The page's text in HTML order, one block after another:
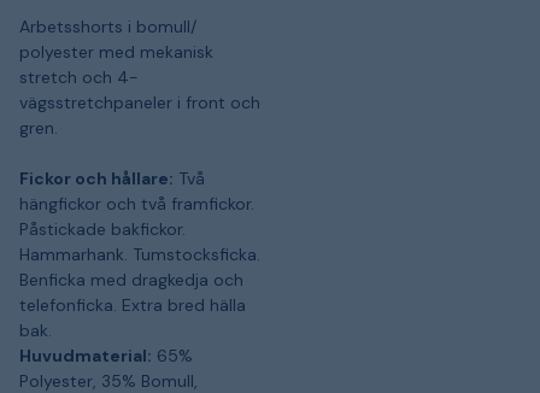
Arbetsshorts i bomull/
polyester med mekanisk
stretch och 4-
vägsstretchpaneler i front och
gren.
Fickor och hållare: Två
hängfickor och två framfickor.
Påstickade bakfickor.
Hammarhank. Tumstocksficka.
Benficka med dragkedja och
telefonficka. Extra bred hälla
bak.
Huvudmaterial: 65%
Polyester, 35% Bomull,